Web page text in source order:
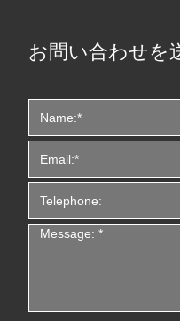
お問い合わせを